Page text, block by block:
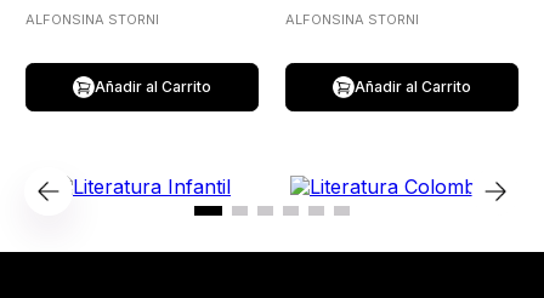
ALFONSINA STORNI
Añadir al Carrito
ALFONSINA STORNI
Añadir al Carrito